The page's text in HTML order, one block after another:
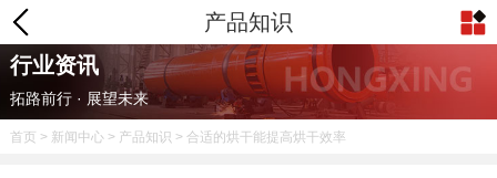
产品知识
行业资讯
拓路前行 · 展望未来
首页 > 新闻中心> 产品知识 > 合适的烘干能提高烘干效率